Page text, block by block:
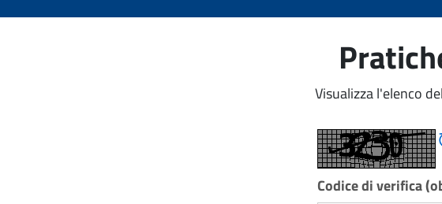
Visualizza l'elenco
Codice di verifica